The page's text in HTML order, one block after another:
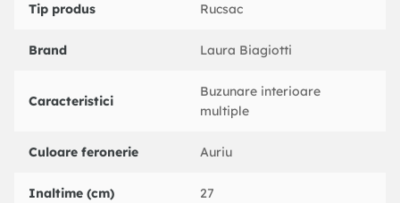
Tip produs Rucsac
Brand Laura Biagiotti
Caracteristici
Buzunare interioare
multiple
Culoare feronerie Auriu
Inaltime (cm) 27